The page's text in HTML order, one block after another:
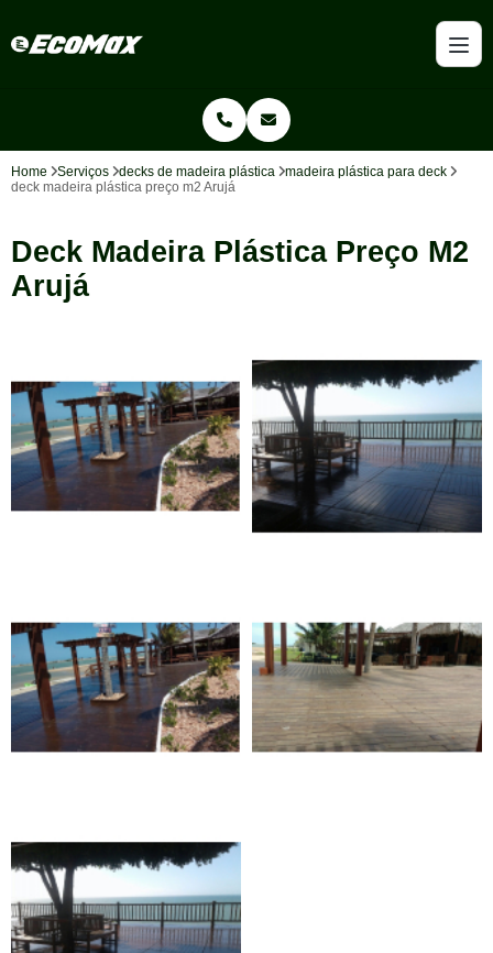
Home Serviços decks de madeira plástica
madeira plástica para deck
deck madeira plástica preço m2 Arujá
Deck Madeira Plástica Preço M2
Arujá